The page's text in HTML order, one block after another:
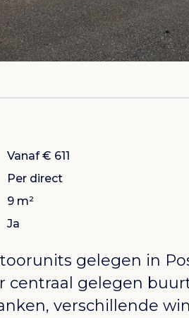
Vanaf € 611
Per direct
9 m²
Ja
gelegen in
centraal gelegen
verschillende